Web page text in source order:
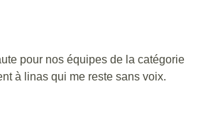
pour nos équipes de la catégorie
à linas qui me reste sans voix.